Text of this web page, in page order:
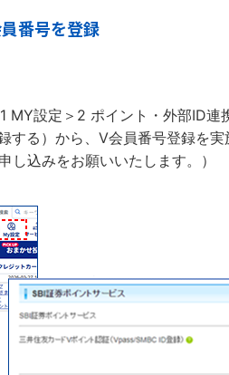
番号を登録
MY設定＞2 ポイント・外部ID
る）から、V会員番号登録を
込みをお願いいたします。）